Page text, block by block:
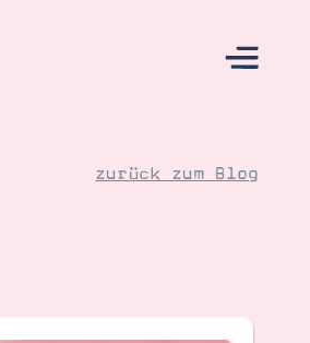
zurück zum Blog